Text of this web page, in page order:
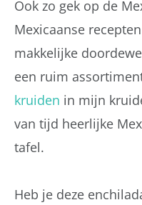
Ook zo gek op de
Mexicaanse
makkelijke
een ruim
kruiden in mijn
van tijd heerlijke
tafel.
Heb je deze